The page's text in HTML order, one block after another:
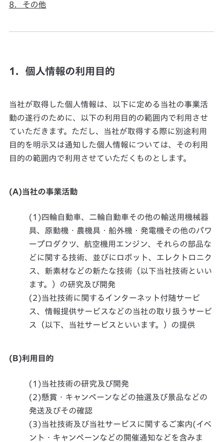
8．その他
1．個人情報の利用目的
当社が取得した個人情報は、以下に定める当社の事業活
動の遂行のために、以下の利用目的の範囲内で利用させ
ていただきます。ただし、当社が取得する際に別途利用
目的を明示又は通知した個人情報については、その利用
目的の範囲内で利用させていただくものとします。
(A)当社の事業活動
(1)四輪自動車、二輪自動車その他の輸送用機械器
具、原動機・農機具・船外機・発電機その他のパワ
ープロダクツ、航空機用エンジン、それらの部品な
どに関する技術、並びにロボット、エレクトロニク
ス、新素材などの新たな技術（以下当社技術といい
ます。）の研究及び開発
(2)当社技術に関するインターネット付随サービ
ス、情報提供サービスなどの当社の取り扱うサービ
ス（以下、当社サービスといいます。）の提供
(B)利用目的
(1)当社技術の研究及び開発
(2)懸賞・キャンペーンなどの抽選及び景品などの
発送及びその確認
(3)当社技術及び当社サービスに関するご案内(イベ
ント・キャンペーンなどの開催通知などを含みま